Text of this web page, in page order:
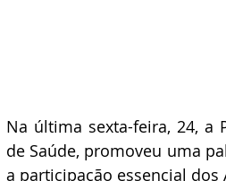
Na última sexta-feira, 24, a
de Saúde, promoveu uma
a participação essencial dos